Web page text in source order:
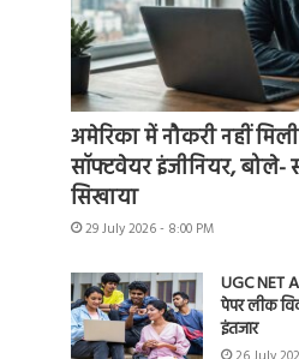
अमेरिका में नौकरी नहीं
सॉफ्टवेयर इंजीनियर,
सिखाया
29 July 2026 - 8:00 PM
UGC NET
पेपर लीक
इंतजार